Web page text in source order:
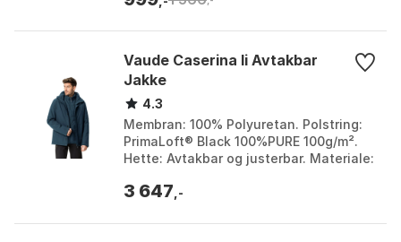
Vaude Caserina Ii Avtakbar
Jakke
4.3
Membran: 100% Polyuretan. Polstring:
PrimaLoft® Black 100%PURE 100g/m².
Hette: Avtakbar og justerbar. Materiale:
sea uni...
3 647 ,-